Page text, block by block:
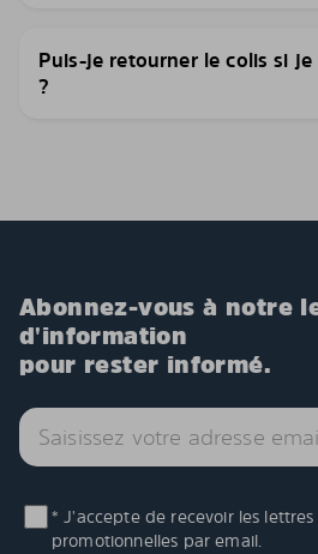
Puis-je retourner le colis si je
?
Abonnez-vous à notre
d'information
pour rester informé.
* J'accepte de recevoir les
promotionnelles par email.